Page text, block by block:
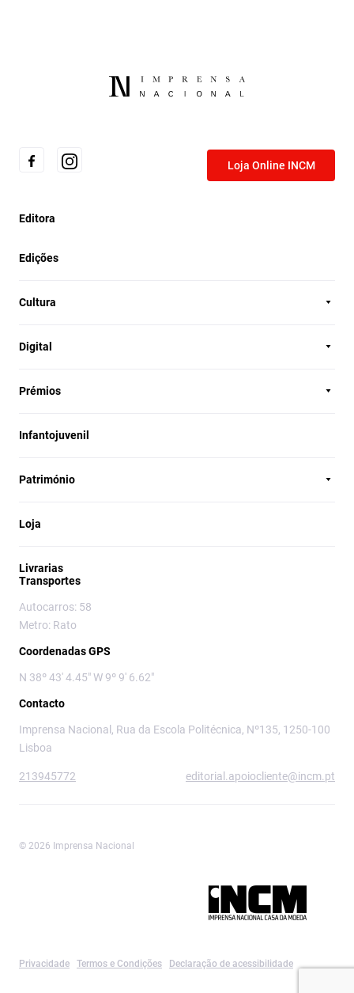
Loja Online INCM
Editora
Edições
Cultura
Digital
Prémios
Infantojuvenil
Património
Loja
Livrarias
Transportes
Autocarros: 58
Metro: Rato
Coordenadas GPS
N 38º 43' 4.45" W 9º 9' 6.62"
Contacto
Imprensa Nacional, Rua da Escola Politécnica, Nº135, 1250-100
Lisboa
213945772 editorial.apoiocliente@incm.pt
© 2026 Imprensa Nacional
Privacidade Termos e Condições Declaração de acessibilidade